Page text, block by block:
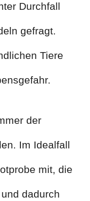
Durchfall
gefragt.
Tiere
der
Im Idealfall
mit, die
dadurch